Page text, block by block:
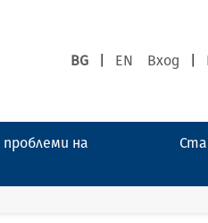
BG EN Вход
на